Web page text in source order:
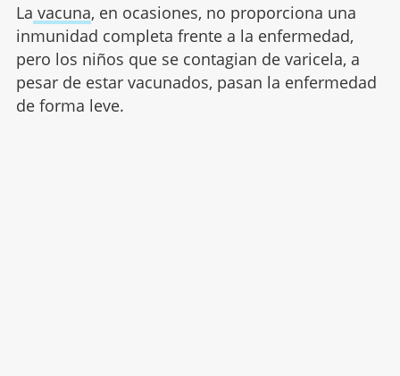
La vacuna, en ocasiones, no proporciona una
inmunidad completa frente a la enfermedad,
pero los niños que se contagian de varicela, a
pesar de estar vacunados, pasan la enfermedad
de forma leve.